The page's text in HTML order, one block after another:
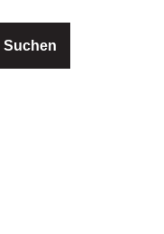
Suchen